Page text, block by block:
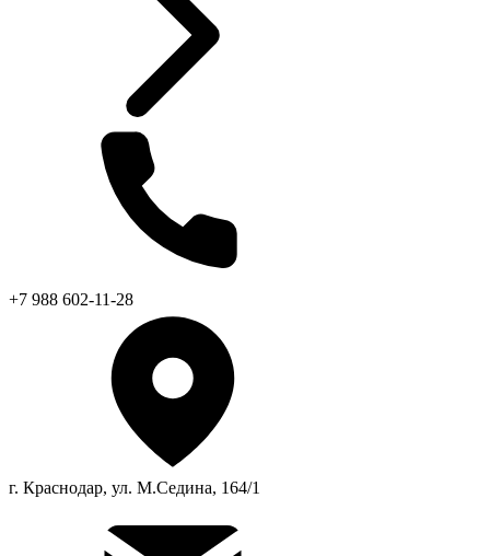
+7 988 602-11-28
г. Краснодар, ул. М.Седина, 164/1